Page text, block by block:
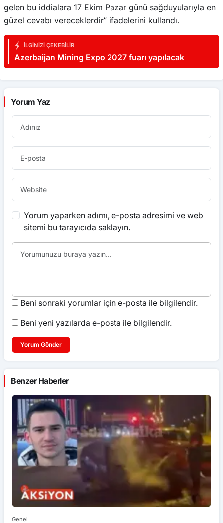
gelen bu iddialara 17 Ekim Pazar günü sağduyularıyla en
güzel cevabı vereceklerdir” ifadelerini kullandı.
İLGINIZI ÇEKEBILIR
Azerbaijan Mining Expo 2027 fuarı yapılacak
Yorum Yaz
Yorum yaparken adımı, e-posta adresimi ve web
sitemi bu tarayıcıda saklayın.
Beni sonraki yorumlar için e-posta ile bilgilendir.
Beni yeni yazılarda e-posta ile bilgilendir.
Yorum Gönder
Benzer Haberler
Genel